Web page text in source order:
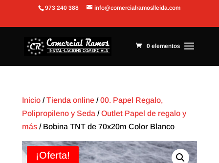
Abrir barra de herramientas
973 240 388 info@comercialramoslleida.com
0 elementos
Inicio/Tienda online/00. Papel Regalo,
Polipropileno y Seda /Outlet Papel de regalo y
más/ Bobina TNT de 70x20m Color Blanco
¡Oferta!